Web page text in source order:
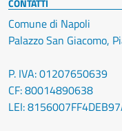
CONTATTI
Comune di Napoli
Palazzo San Giacomo,
P. IVA: 01207650639
CF: 80014890638
LEI: